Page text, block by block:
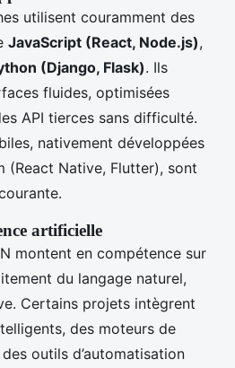
utilisent couramment des
JavaScript (React, Node.js),
(Django, Flask). Ils
fluides, optimisées
API tierces sans difficulté.
nativement développées
(React Native, Flutter), sont
artificielle
montent en compétence sur
du langage naturel,
Certains projets intègrent
des moteurs de
outils d’automatisation